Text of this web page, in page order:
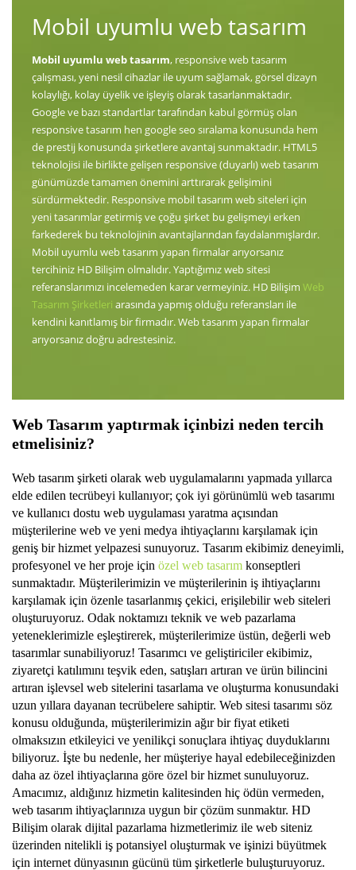
Mobil uyumlu web tasarım
Mobil uyumlu web tasarım, responsive web tasarım
çalışması, yeni nesil cihazlar ile uyum sağlamak, görsel dizayn
kolaylığı, kolay üyelik ve işleyiş olarak tasarlanmaktadır.
Google ve bazı standartlar tarafından kabul görmüş olan
responsive tasarım hen google seo sıralama konusunda hem
de prestij konusunda şirketlere avantaj sunmaktadır. HTML5
teknolojisi ile birlikte gelişen responsive (duyarlı) web tasarım
günümüzde tamamen önemini arttırarak gelişimini
sürdürmektedir. Responsive mobil tasarım web siteleri için
yeni tasarımlar getirmiş ve çoğu şirket bu gelişmeyi erken
farkederek bu teknolojinin avantajlarından faydalanmışlardır.
Mobil uyumlu web tasarım yapan firmalar arıyorsanız
tercihiniz HD Bilişim olmalıdır. Yaptığımız web sitesi
referanslarımızı incelemeden karar vermeyiniz. HD Bilişim Web
Tasarım Şirketleri arasında yapmış olduğu referansları ile
kendini kanıtlamış bir firmadır. Web tasarım yapan firmalar
arıyorsanız doğru adrestesiniz.
Web Tasarım yaptırmak içinbizi neden tercih
etmelisiniz?
Web tasarım şirketi olarak web uygulamalarını yapmada yıllarca
elde edilen tecrübeyi kullanıyor; çok iyi görünümlü web tasarımı
ve kullanıcı dostu web uygulaması yaratma açısından
müşterilerine web ve yeni medya ihtiyaçlarını karşılamak için
geniş bir hizmet yelpazesi sunuyoruz. Tasarım ekibimiz deneyimli,
profesyonel ve her proje için özel web tasarım konseptleri
sunmaktadır. Müşterilerimizin ve müşterilerinin iş ihtiyaçlarını
karşılamak için özenle tasarlanmış çekici, erişilebilir web siteleri
oluşturuyoruz. Odak noktamızı teknik ve web pazarlama
yeteneklerimizle eşleştirerek, müşterilerimize üstün, değerli web
tasarımlar sunabiliyoruz! Tasarımcı ve geliştiriciler ekibimiz,
ziyaretçi katılımını teşvik eden, satışları artıran ve ürün bilincini
artıran işlevsel web sitelerini tasarlama ve oluşturma konusundaki
uzun yıllara dayanan tecrübelere sahiptir. Web sitesi tasarımı söz
konusu olduğunda, müşterilerimizin ağır bir fiyat etiketi
olmaksızın etkileyici ve yenilikçi sonuçlara ihtiyaç duyduklarını
biliyoruz. İşte bu nedenle, her müşteriye hayal edebileceğinizden
daha az özel ihtiyaçlarına göre özel bir hizmet sunuluyoruz.
Amacımız, aldığınız hizmetin kalitesinden hiç ödün vermeden,
web tasarım ihtiyaçlarınıza uygun bir çözüm sunmaktır. HD
Bilişim olarak dijital pazarlama hizmetlerimiz ile web siteniz
üzerinden nitelikli iş potansiyel oluşturmak ve işinizi büyütmek
için internet dünyasının gücünü tüm şirketlerle buluşturuyoruz.